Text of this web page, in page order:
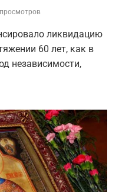
ликвидацию
60 лет, как в
независимости,